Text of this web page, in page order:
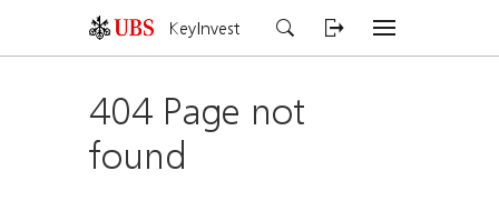
KeyInvest
404 Page not
found